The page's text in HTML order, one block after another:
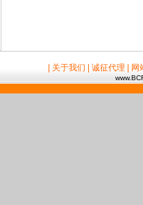
| 关于我们 | 诚征代理 |